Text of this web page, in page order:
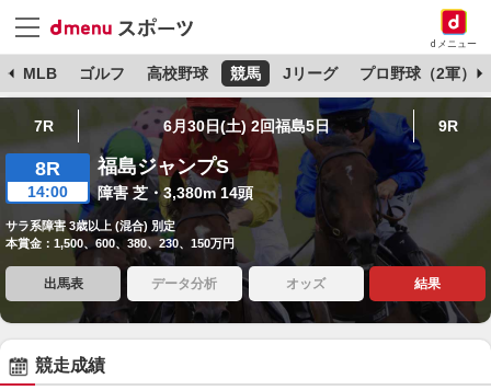
dメニュー
MLB ゴルフ 高校野球 競馬 Jリーグ プロ野球（2軍）
7R 6月30日(土) 2回福島5日 9R
8R
14:00
福島ジャンプS
障害 芝・3,380m 14頭
サラ系障害 3歳以上 (混合) 別定
本賞金：1,500、600、380、230、150万円
出馬表 データ分析 オッズ 結果
競走成績